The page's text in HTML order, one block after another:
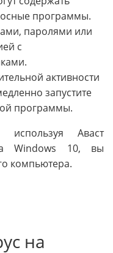
программы.
паролями или
с
активности
запустите
программы.
Аваст
Windows 10, вы
компьютера.
на